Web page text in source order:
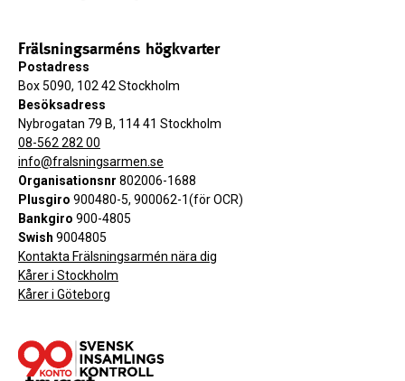
Frälsningsarméns högkvarter
Postadress
Box 5090, 102 42 Stockholm
Besöksadress
Nybrogatan 79 B, 114 41 Stockholm
08-562 282 00
info@fralsningsarmen.se
Organisationsnr 802006-1688
Plusgiro 900480-5, 900062-1(för OCR)
Bankgiro 900-4805
Swish 9004805
Kontakta Frälsningsarmén nära dig
Kårer i Stockholm
Kårer i Göteborg